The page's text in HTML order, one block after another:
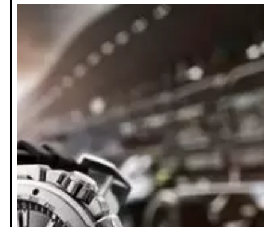
aquatimer